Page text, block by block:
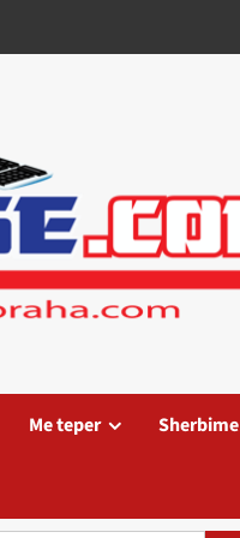
Me teper Sherbime